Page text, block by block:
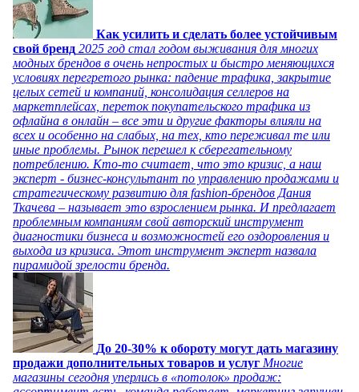
Как усилить и сделать более устойчивым
свой бренд 2025 год стал годом выживания для многих
модных брендов в очень непростых и быстро меняющихся
условиях перегретого рынка: падение трафика, закрытие
целых сетей и компаний, консолидация селлеров на
маркетплейсах, переток покупательского трафика из
офлайна в онлайн – все эти и другие факторы влияли на
всех и особенно на слабых, на тех, кто переживал те или
иные проблемы. Рынок перешел к сберегательному
потреблению. Кто-то считает, что это кризис, а наш
эксперт - бизнес-консультант по управлению продажами и
стратегическому развитию для fashion-брендов Дания
Ткачева – называет это взрослением рынка. И предлагает
проблемным компаниям свой авторский инструмент
диагностики бизнеса и возможностей его оздоровления и
выхода из кризиса. Этот инструмент эксперт назвала
пирамидой зрелости бренда.
До 20-30% к обороту могут дать магазину
продажи дополнительных товаров и услуг Многие
магазины сегодня уперлись в «потолок» продаж: